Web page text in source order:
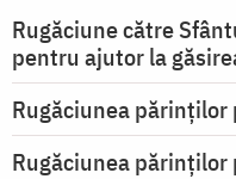
Rugăciune către
pentru ajutor la
Rugăciunea
Rugăciunea